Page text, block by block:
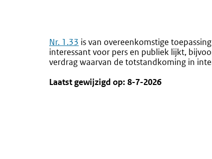
Nr. 1.33 is van overeenkomstige
interessant voor pers en publiek lijkt,
verdrag waarvan de totstandkoming in
Laatst gewijzigd op: 8-7-2026